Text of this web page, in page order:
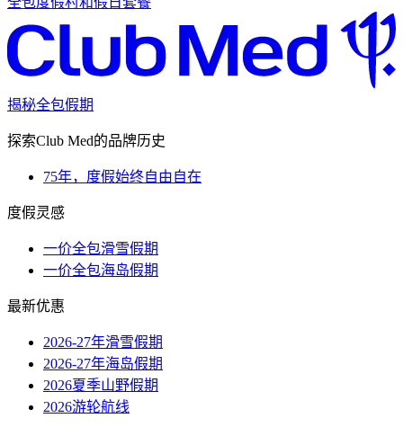
揭秘全包假期
探索Club Med的品牌历史
75年，度假始终自由自在
度假灵感
一价全包滑雪假期
一价全包海岛假期
最新优惠
2026-27年滑雪假期
2026-27年海岛假期
2026夏季山野假期
2026游轮航线